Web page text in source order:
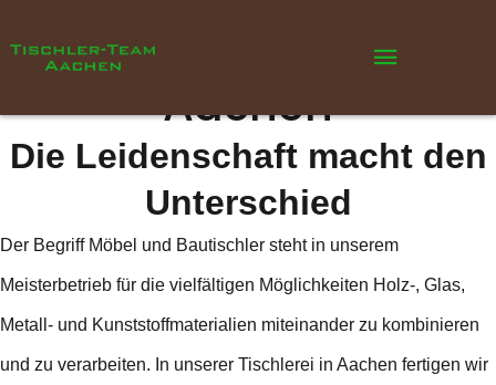
Das Tischler-Team
Aachen
Die Leidenschaft macht den
Unterschied
Der Begriff Möbel und Bautischler steht in unserem
Meisterbetrieb für die vielfältigen Möglichkeiten Holz-, Glas,
Metall- und Kunststoffmaterialien miteinander zu kombinieren
und zu verarbeiten. In unserer Tischlerei in Aachen fertigen wir